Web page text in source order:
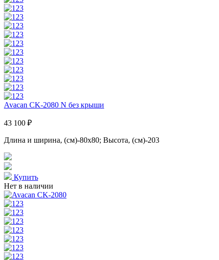
Avacan CK-2080 N без крыши
43 100 ₽
Длина и ширина, (см)-80x80; Высота, (см)-203
Купить
Нет в наличии